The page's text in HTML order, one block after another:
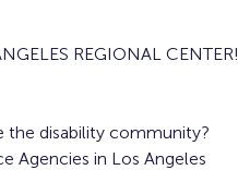
REGIONAL CENTER!
disability community?
Agencies in Los Angeles